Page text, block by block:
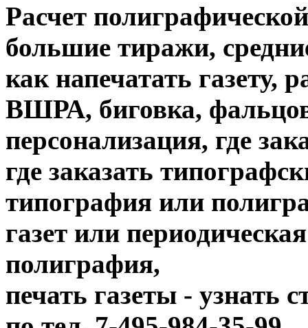
Расчет
большие тиражи,
как напечатать газету,
ВШРА, биговка,
персонализация, где
где заказать
типография или
газет или
полиграфия,
печать газеты - узнать